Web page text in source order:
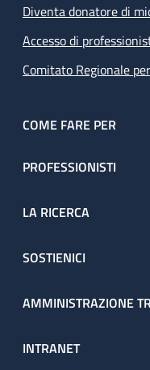
Diventa donatore di
Accesso di
Comitato Regionale
COME FARE PER
PROFESSIONISTI
LA RICERCA
SOSTIENICI
AMMINISTRAZIONE
INTRANET